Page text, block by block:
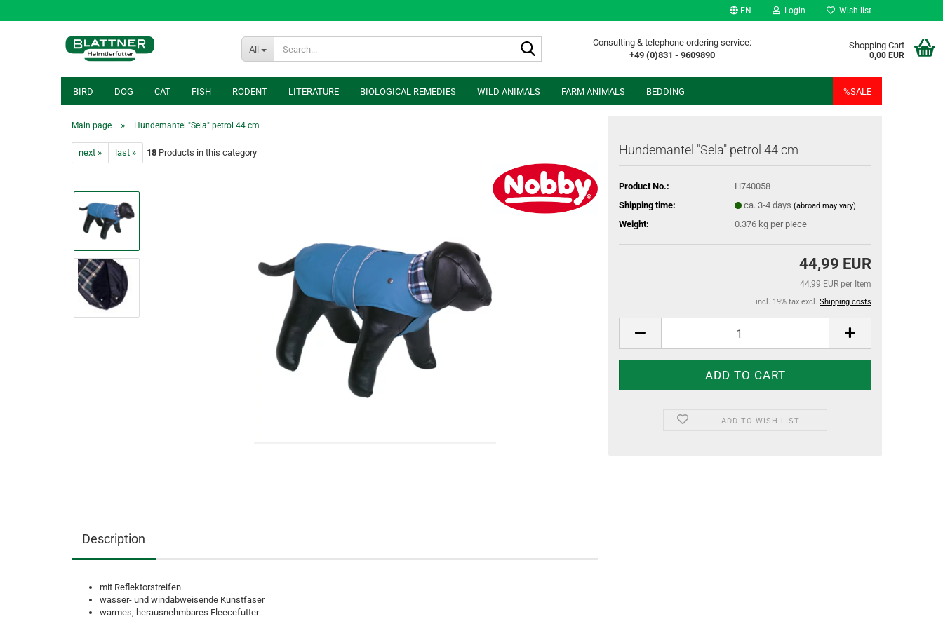
EN Login Wish list
All
Consulting & telephone ordering service:
+49 (0)831 - 9609890
Shopping Cart
0,00 EUR
BIRD DOG CAT FISH RODENT LITERATURE BIOLOGICAL REMEDIES WILD ANIMALS FARM ANIMALS BEDDING %SALE
Main page » Hundemantel "Sela" petrol 44 cm
next » last » 18 Products in this category Hundemantel "Sela" petrol 44 cm
Product No.:
H740058
Shipping time:
ca. 3-4 days (abroad may vary)
Weight: 0.376 kg per piece
44,99 EUR
44,99 EUR per Item
incl. 19% tax excl. Shipping costs
ADD TO WISH LIST
Description
mit Reflektorstreifen
wasser- und windabweisende Kunstfaser
warmes, herausnehmbares Fleecefutter